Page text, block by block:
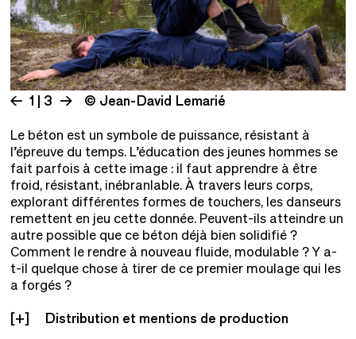
1 | 3 © Jean-David Lemarié
Le béton est un symbole de puissance, résistant à
l’épreuve du temps. L’éducation des jeunes hommes se
fait parfois à cette image : il faut apprendre à être
froid, résistant, inébranlable. À travers leurs corps,
explorant différentes formes de touchers, les danseurs
remettent en jeu cette donnée. Peuvent-ils atteindre un
autre possible que ce béton déjà bien solidifié ?
Comment le rendre à nouveau fluide, modulable ? Y a-
t-il quelque chose à tirer de ce premier moulage qui les
a forgés ?
Distribution et mentions de production